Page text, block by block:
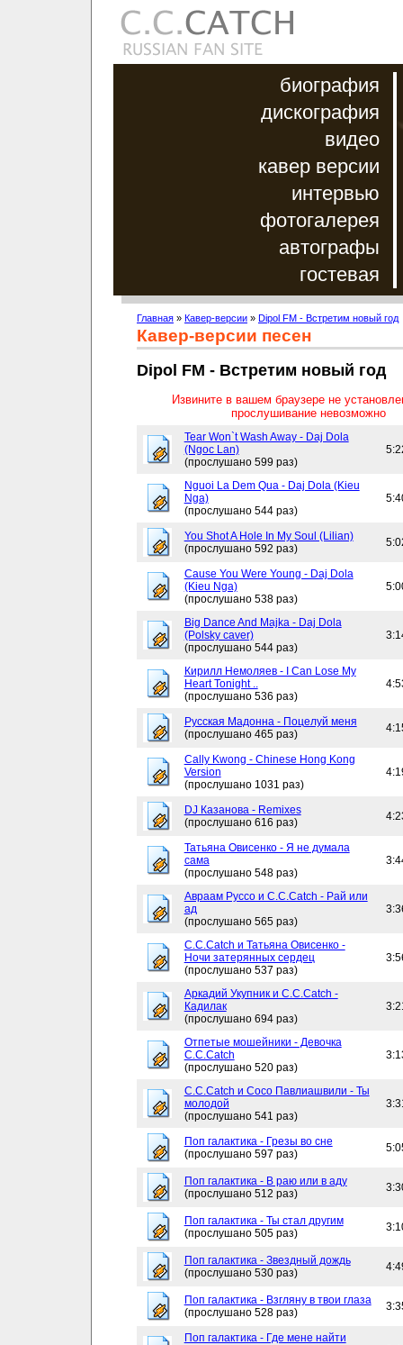
биография
дискография
видео
кавер версии
интервью
фотогалерея
автографы
гостевая
Главная » Кавер-версии » Dipol FM - Встретим новый год
Кавер-версии песен
Dipol FM - Встретим новый год
Извините в вашем браузере не
прослушивание невозможно
Tear Won`t Wash Away - Daj Dola
(Ngoc Lan)
(прослушано 599 раз)
Nguoi La Dem Qua - Daj Dola (Kieu
Nga)
(прослушано 544 раз)
You Shot A Hole In My Soul (Lilian)
(прослушано 592 раз)
Cause You Were Young - Daj Dola
(Kieu Nga)
(прослушано 538 раз)
Big Dance And Majka - Daj Dola
(Polsky caver)
(прослушано 544 раз)
Кирилл Немоляев - I Can Lose My
Heart Tonight ..
(прослушано 536 раз)
Русская Мадонна - Поцелуй меня
(прослушано 465 раз)
Cally Kwong - Chinese Hong Kong
Version
(прослушано 1031 раз)
DJ Казанова - Remixes
(прослушано 616 раз)
Татьяна Овисенко - Я не думала
сама
(прослушано 548 раз)
Авраам Руссо и C.C.Catch - Рай или
ад
(прослушано 565 раз)
C.C.Catch и Татьяна Овисенко -
Ночи затерянных сердец
(прослушано 537 раз)
Аркадий Укупник и C.C.Catch -
Кадилак
(прослушано 694 раз)
Отпетые мошейники - Девочка
C.C.Catch
(прослушано 520 раз)
C.C.Catch и Сосо Павлиашвили - Ты
молодой
(прослушано 541 раз)
Поп галактика - Грезы во сне
(прослушано 597 раз)
Поп галактика - В раю или в аду
(прослушано 512 раз)
Поп галактика - Ты стал другим
(прослушано 505 раз)
Поп галактика - Звездный дождь
(прослушано 530 раз)
Поп галактика - Взгляну в твои глаза
(прослушано 528 раз)
Поп галактика - Где мене найти